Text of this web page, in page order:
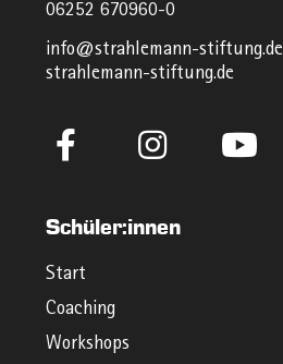
06252 670960-0
info@strahlemann-stiftung.de
strahlemann-stiftung.de
Schüler:innen
Start
Coaching
Workshops